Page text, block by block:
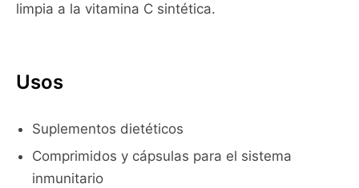
limpia a la vitamina C sintética.
Usos
Suplementos dietéticos
Comprimidos y cápsulas para el sistema
inmunitario